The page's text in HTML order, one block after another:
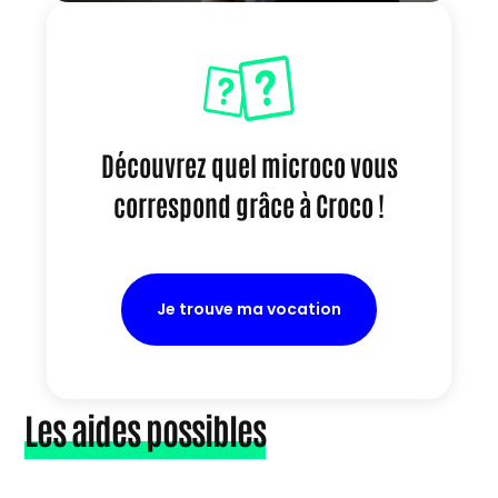
Découvrez quel microco vous
correspond grâce à Croco !
Je trouve ma vocation
Les aides possibles